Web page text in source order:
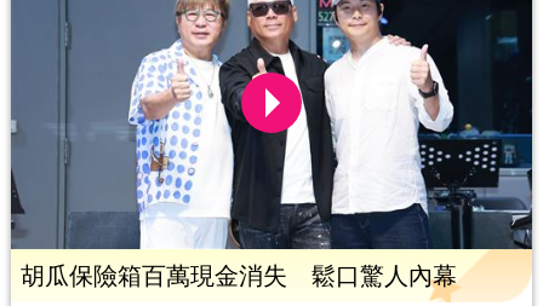
胡瓜保險箱百萬現金消失 鬆口驚人內幕